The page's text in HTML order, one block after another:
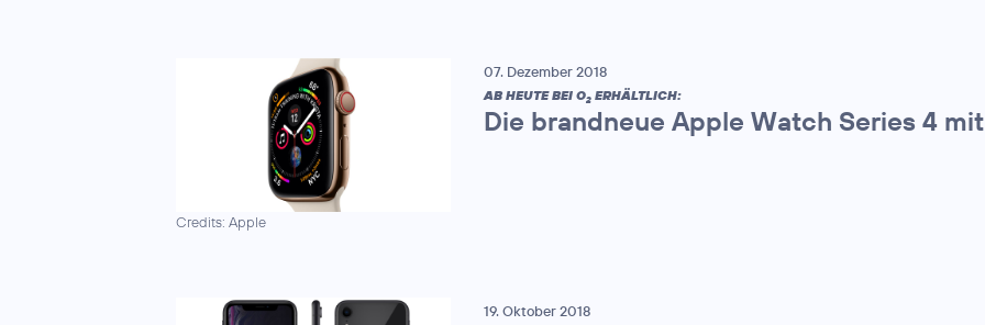
Credits: Apple
07. Dezember 2018
AB HEUTE BEI O2 ERHÄLTLICH:
Die brandneue Apple Watch Series 4
19. Oktober 2018